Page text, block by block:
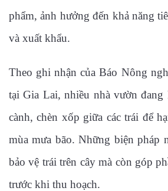
phẩm, ảnh hưởng đến khả năng
và xuất khẩu.
Theo ghi nhận của Báo Nông
tại Gia Lai, nhiều nhà vườn đang
cành, chèn xốp giữa các trái để
mùa mưa bão. Những biện pháp
bảo vệ trái trên cây mà còn góp
trước khi thu hoạch.